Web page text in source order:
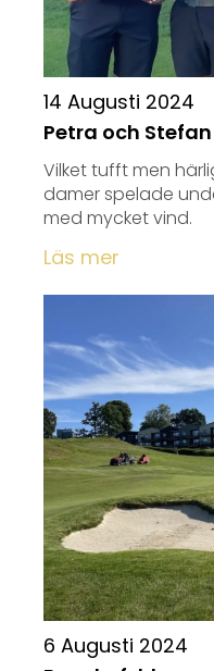
14 Augusti 2024
Petra och
Vilket tufft men
damer spelade
med mycket vind.
Läs mer
6 Augusti 2024